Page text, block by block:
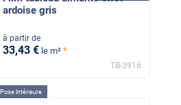
ardoise gris
à partir de
33,43 € le m² *
TB-3916
Pose Intérieure